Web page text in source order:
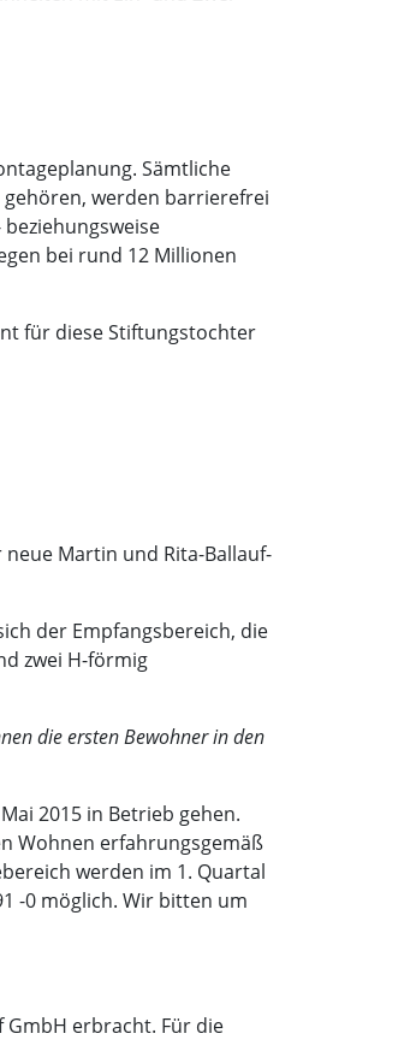
Sämtliche
werden barrierefrei
bei rund 12 Millionen
für diese Stiftungstochter
Martin und Rita-Ballauf-
der Empfangsbereich, die
zwei H-förmig
die ersten Bewohner in den
2015 in Betrieb gehen.
Wohnen erfahrungsgemäß
werden im 1. Quartal
-0 möglich. Wir bitten um
GmbH erbracht. Für die